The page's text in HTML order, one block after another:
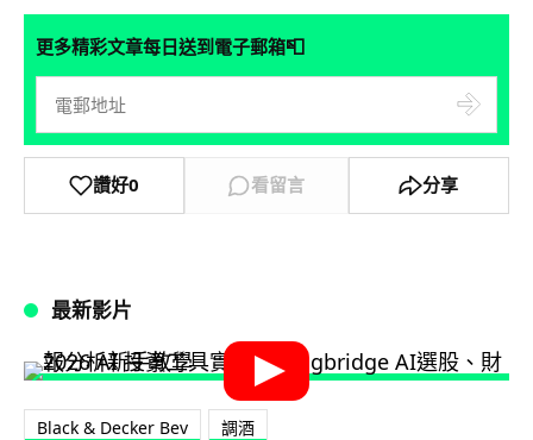
更多精彩文章每日送到電子郵箱📮
讚好0 看留言 分享
最新影片
Black & Decker Bev 調酒